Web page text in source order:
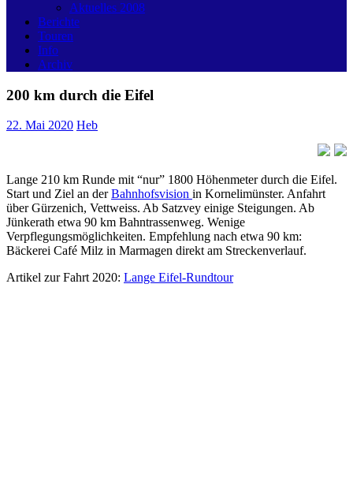
Aktuelles 2008
Berichte
Touren
Info
Archiv
200 km durch die Eifel
22. Mai 2020 Heb
Lange 210 km Runde mit “nur” 1800 Höhenmeter durch die Eifel.
Start und Ziel an derBahnhofsvision in Kornelimünster. Anfahrt
über Gürzenich, Vettweiss. Ab Satzvey einige Steigungen. Ab
Jünkerath etwa 90 km Bahntrassenweg. Wenige
Verpflegungsmöglichkeiten. Empfehlung nach etwa 90 km:
Bäckerei Café Milz in Marmagen direkt am Streckenverlauf.
Artikel zur Fahrt 2020: Lange Eifel-Rundtour